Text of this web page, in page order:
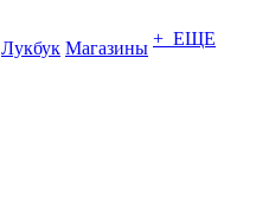
Лукбук Магазины + ЕЩЕ